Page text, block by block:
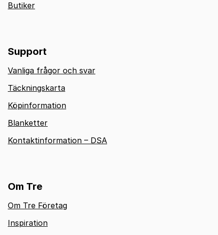
Butiker
Support
Vanliga frågor och svar
Täckningskarta
Köpinformation
Blanketter
Kontaktinformation – DSA
Om Tre
Om Tre Företag
Inspiration